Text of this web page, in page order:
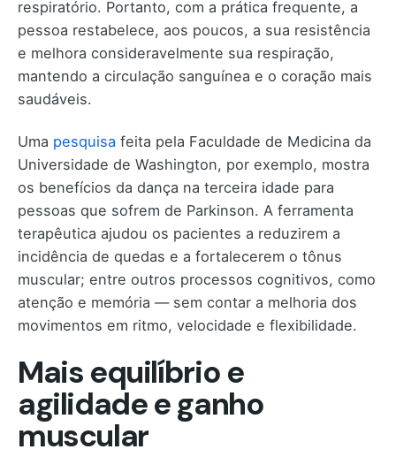
respiratório. Portanto, com a prática frequente, a
pessoa restabelece, aos poucos, a sua resistência
e melhora consideravelmente sua respiração,
mantendo a circulação sanguínea e o coração mais
saudáveis.
Uma pesquisa feita pela Faculdade de Medicina da
Universidade de Washington, por exemplo, mostra
os benefícios da dança na terceira idade para
pessoas que sofrem de Parkinson. A ferramenta
terapêutica ajudou os pacientes a reduzirem a
incidência de quedas e a fortalecerem o tônus
muscular; entre outros processos cognitivos, como
atenção e memória — sem contar a melhoria dos
movimentos em ritmo, velocidade e flexibilidade.
Mais equilíbrio e
agilidade e ganho
muscular